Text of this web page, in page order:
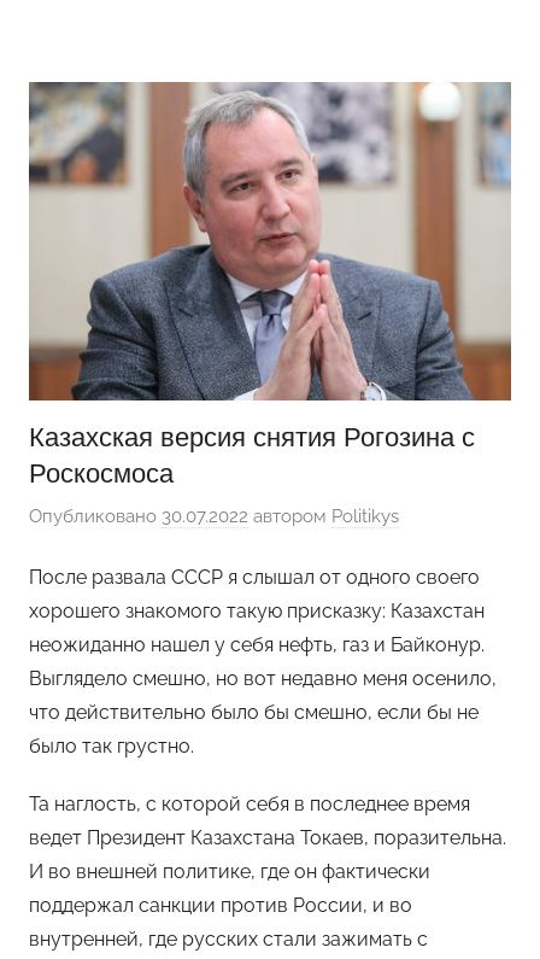
содержимому
сайт
на
WordPress
Казахская версия снятия Рогозина с
Роскосмоса
Опубликовано 30.07.2022 автором Politikys
После развала СССР я слышал от одного своего
хорошего знакомого такую присказку: Казахстан
неожиданно нашел у себя нефть, газ и Байконур.
Выглядело смешно, но вот недавно меня осенило,
что действительно было бы смешно, если бы не
было так грустно.
Та наглость, с которой себя в последнее время
ведет Президент Казахстана Токаев, поразительна.
И во внешней политике, где он фактически
поддержал санкции против России, и во
внутренней, где русских стали зажимать с